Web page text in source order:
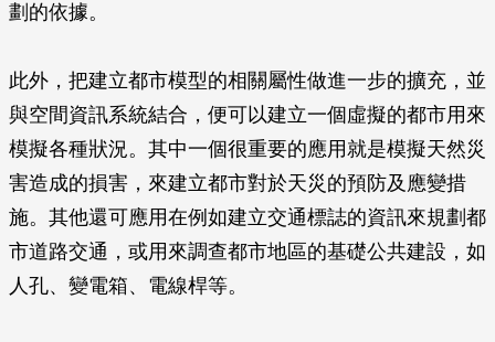
劃的依據。
此外，把建立都市模型的相關屬性做進一步的擴充，並
與空間資訊系統結合，便可以建立一個虛擬的都市用來
模擬各種狀況。其中一個很重要的應用就是模擬天然災
害造成的損害，來建立都市對於天災的預防及應變措
施。其他還可應用在例如建立交通標誌的資訊來規劃都
市道路交通，或用來調查都市地區的基礎公共建設，如
人孔、變電箱、電線桿等。